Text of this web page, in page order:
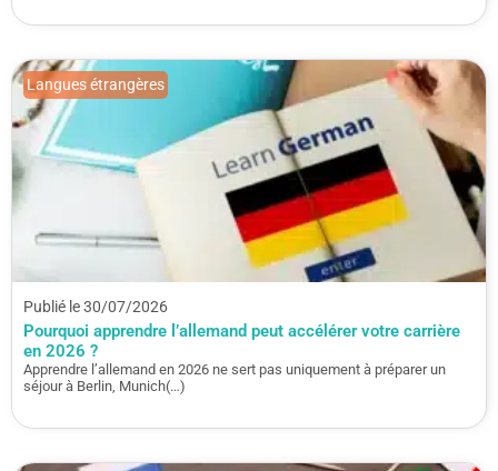
Publié le 30/07/2026
Pourquoi apprendre l’allemand peut accélérer votre carrière
en 2026 ?
Apprendre l’allemand en 2026 ne sert pas uniquement à préparer un
séjour à Berlin, Munich(…)
Langues étrangères